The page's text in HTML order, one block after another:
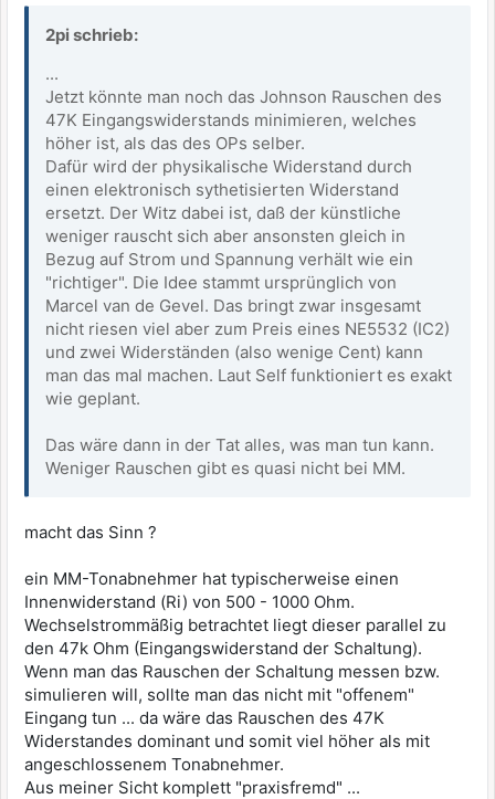
2pi schrieb:
...
Jetzt könnte man noch das Johnson Rauschen des
47K Eingangswiderstands minimieren, welches
höher ist, als das des OPs selber.
Dafür wird der physikalische Widerstand durch
einen elektronisch sythetisierten Widerstand
ersetzt. Der Witz dabei ist, daß der künstliche
weniger rauscht sich aber ansonsten gleich in
Bezug auf Strom und Spannung verhält wie ein
"richtiger". Die Idee stammt ursprünglich von
Marcel van de Gevel. Das bringt zwar insgesamt
nicht riesen viel aber zum Preis eines NE5532 (IC2)
und zwei Widerständen (also wenige Cent) kann
man das mal machen. Laut Self funktioniert es exakt
wie geplant.
Das wäre dann in der Tat alles, was man tun kann.
Weniger Rauschen gibt es quasi nicht bei MM.
macht das Sinn ?
ein MM-Tonabnehmer hat typischerweise einen
Innenwiderstand (Ri) von 500 - 1000 Ohm.
Wechselstrommäßig betrachtet liegt dieser parallel zu
den 47k Ohm (Eingangswiderstand der Schaltung).
Wenn man das Rauschen der Schaltung messen bzw.
simulieren will, sollte man das nicht mit "offenem"
Eingang tun ... da wäre das Rauschen des 47K
Widerstandes dominant und somit viel höher als mit
angeschlossenem Tonabnehmer.
Aus meiner Sicht komplett "praxisfremd" ...